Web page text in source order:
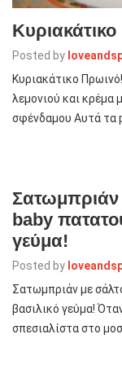
Posted by
Κυριακάτικο
λεμονιού και κρέμα
σφένδαμου Αυτά τα
Σατωμπριάν
baby
γεύμα!
Posted by
Σατωμπριάν με
βασιλικό γεύμα!
σπεσιαλίστα στο